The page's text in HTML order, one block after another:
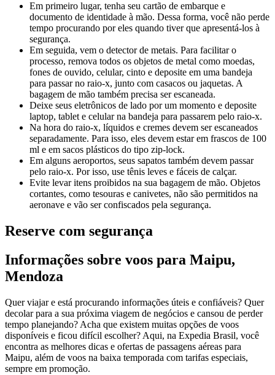
Em primeiro lugar, tenha seu cartão de embarque e
documento de identidade à mão. Dessa forma, você não perde
tempo procurando por eles quando tiver que apresentá-los à
segurança.
Em seguida, vem o detector de metais. Para facilitar o
processo, remova todos os objetos de metal como moedas,
fones de ouvido, celular, cinto e deposite em uma bandeja
para passar no raio-x, junto com casacos ou jaquetas. A
bagagem de mão também precisa ser escaneada.
Deixe seus eletrônicos de lado por um momento e deposite
laptop, tablet e celular na bandeja para passarem pelo raio-x.
Na hora do raio-x, líquidos e cremes devem ser escaneados
separadamente. Para isso, eles devem estar em frascos de 100
ml e em sacos plásticos do tipo zip-lock.
Em alguns aeroportos, seus sapatos também devem passar
pelo raio-x. Por isso, use tênis leves e fáceis de calçar.
Evite levar itens proibidos na sua bagagem de mão. Objetos
cortantes, como tesouras e canivetes, não são permitidos na
aeronave e vão ser confiscados pela segurança.
Reserve com segurança
Informações sobre voos para Maipu,
Mendoza
Quer viajar e está procurando informações úteis e confiáveis? Quer
decolar para a sua próxima viagem de negócios e cansou de perder
tempo planejando? Acha que existem muitas opções de voos
disponíveis e ficou difícil escolher? Aqui, na Expedia Brasil, você
encontra as melhores dicas e ofertas de passagens aéreas para
Maipu, além de voos na baixa temporada com tarifas especiais,
sempre em promoção.